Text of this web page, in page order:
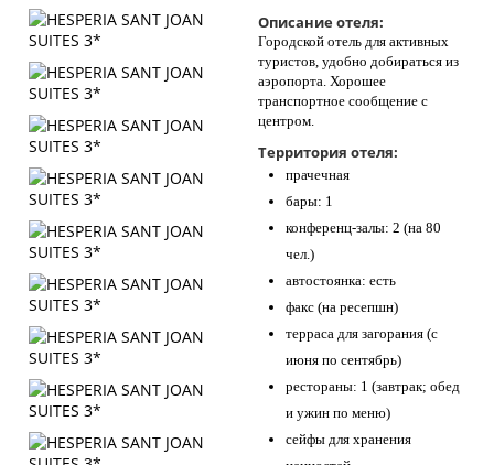
Описание отеля:
Городской отель для активных
туристов, удобно добираться из
аэропорта. Хорошее
транспортное сообщение с
центром.
Территория отеля:
прачечная
бары: 1
конференц-залы: 2 (на 80
чел.)
автостоянка: есть
факс (на ресепшн)
терраса для загорания (с
июня по сентябрь)
рестораны: 1 (завтрак; обед
и ужин по меню)
сейфы для хранения